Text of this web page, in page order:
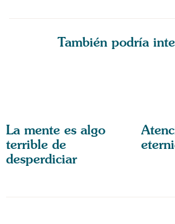
También podría
La mente es algo
terrible de
desperdiciar